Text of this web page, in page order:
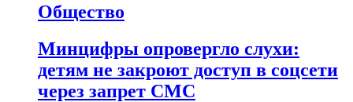
Общество
Минцифры опровергло слухи:
детям не закроют доступ в соцсети
через запрет СМС